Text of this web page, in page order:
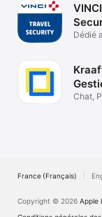
Dédié
Chat,
France (Français)
Copyright © 2026 Apple